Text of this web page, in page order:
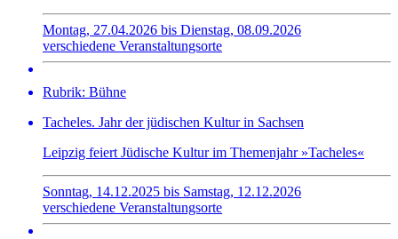
Montag, 27.04.2026 bis Dienstag, 08.09.2026
verschiedene Veranstaltungsorte
Rubrik: Bühne
Tacheles. Jahr der jüdischen Kultur in Sachsen
Leipzig feiert Jüdische Kultur im Themenjahr »Tacheles«
Sonntag, 14.12.2025 bis Samstag, 12.12.2026
verschiedene Veranstaltungsorte